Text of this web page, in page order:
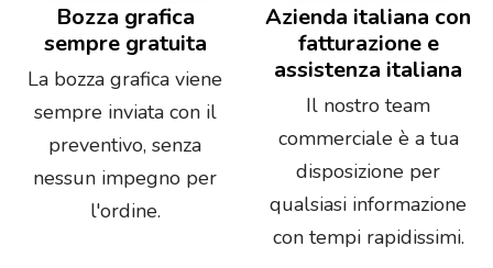
Bozza grafica
sempre gratuita
La bozza grafica viene
sempre inviata con il
preventivo, senza
nessun impegno per
l'ordine.
Azienda italiana con
fatturazione e
assistenza italiana
Il nostro team
commerciale è a tua
disposizione per
qualsiasi informazione
con tempi rapidissimi.